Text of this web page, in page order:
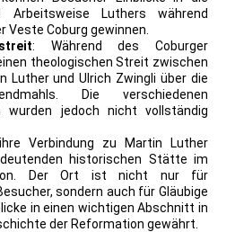
Arbeitsweise Luthers während
Coburg gewinnen.
: Während des Coburger
theologischen Streit zwischen
Luther und Ulrich Zwingli über die
Die verschiedenen
wurden jedoch nicht vollständig
Verbindung zu Martin Luther
historischen Stätte im
Der Ort ist nicht nur für
sondern auch für Gläubige
in einen wichtigen Abschnitt in
der Reformation gewährt.